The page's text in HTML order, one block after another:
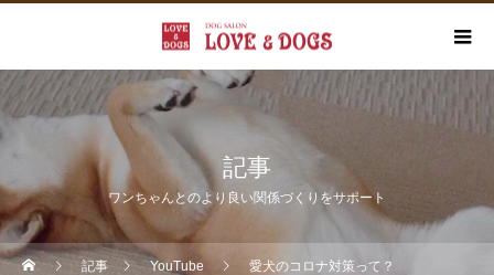
記事
ワンちゃんとのより良い関係づくりをサポート
記事 YouTube 愛犬のコロナ対策って？